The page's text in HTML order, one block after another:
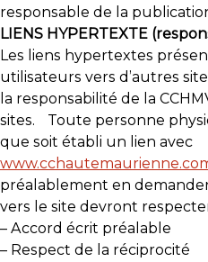
responsable de la
LIENS HYPERTEXTE
Les liens hypertextes
utilisateurs vers d’autres
la responsabilité de la
sites. Toute personne
que soit établi un lien avec
préalablement en
vers le site devront
– Accord écrit préalable
– Respect de la réciprocité